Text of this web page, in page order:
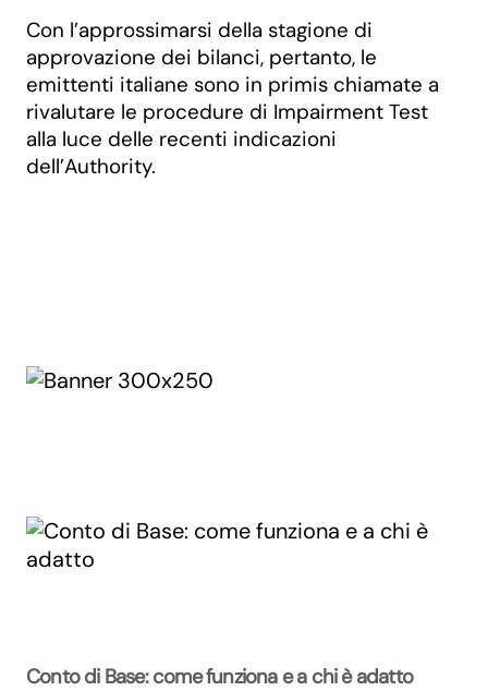
Con l’approssimarsi della stagione di
approvazione dei bilanci, pertanto, le
emittenti italiane sono in primis chiamate a
rivalutare le procedure di Impairment Test
alla luce delle recenti indicazioni
dell’Authority.
Conto di Base: come funziona e a chi è adatto